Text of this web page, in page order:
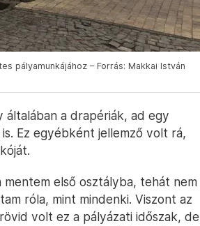
pályamunkájához – Forrás: Makkai István
a drapériák, ad egy
Ez egyébként jellemző volt rá,
első osztályba, tehát nem
róla, mint mindenki. Viszont az
volt ez a pályázati időszak, de